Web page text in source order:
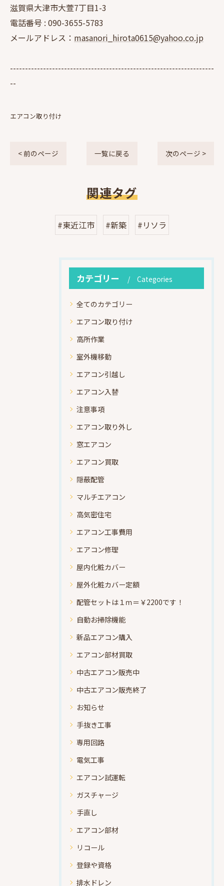
滋賀県大津市大萱7丁目1-3
電話番号 : 090-3655-5783
メールアドレス： masanori_hirota0615@yahoo.co.jp
--------------------------------------------------------------------
--
エアコン取り付け
< 前のページ 一覧に戻る 次のページ >
関連タグ
#東近江市 #新築 #リソラ
カテゴリー Categories
全てのカテゴリー
エアコン取り付け
高所作業
室外機移動
エアコン引越し
エアコン入替
注意事項
エアコン取り外し
窓エアコン
エアコン買取
隠蔽配管
マルチエアコン
高気密住宅
エアコン工事費用
エアコン修理
屋内化粧カバー
屋外化粧カバー定額
配管セットは１ｍ＝￥2200です！
自動お掃除機能
新品エアコン購入
エアコン部材買取
中古エアコン販売中
中古エアコン販売終了
お知らせ
手抜き工事
専用回路
電気工事
エアコン試運転
ガスチャージ
手直し
エアコン部材
リコール
登録や資格
排水ドレン